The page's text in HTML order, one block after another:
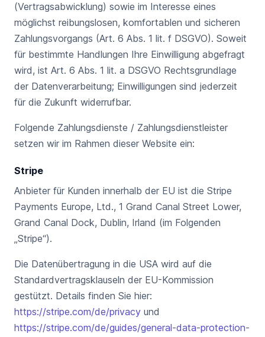
(Vertragsabwicklung) sowie im Interesse eines
möglichst reibungslosen, komfortablen und sicheren
Zahlungsvorgangs (Art. 6 Abs. 1 lit. f DSGVO). Soweit
für bestimmte Handlungen Ihre Einwilligung abgefragt
wird, ist Art. 6 Abs. 1 lit. a DSGVO Rechtsgrundlage
der Datenverarbeitung; Einwilligungen sind jederzeit
für die Zukunft widerrufbar.
Folgende Zahlungsdienste / Zahlungsdienstleister
setzen wir im Rahmen dieser Website ein:
Stripe
Anbieter für Kunden innerhalb der EU ist die Stripe
Payments Europe, Ltd., 1 Grand Canal Street Lower,
Grand Canal Dock, Dublin, Irland (im Folgenden
„Stripe“).
Die Datenübertragung in die USA wird auf die
Standardvertragsklauseln der EU-Kommission
gestützt. Details finden Sie hier:
https://stripe.com/de/privacy und
https://stripe.com/de/guides/general-data-protection-